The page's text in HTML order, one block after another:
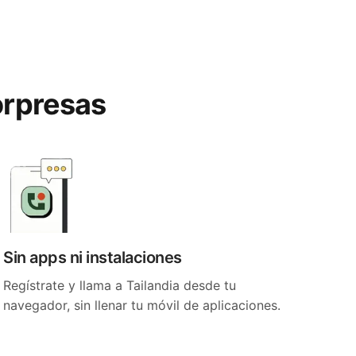
Sin apps ni instalaciones
Regístrate y llama a Tailandia desde tu
navegador, sin llenar tu móvil de aplicaciones.